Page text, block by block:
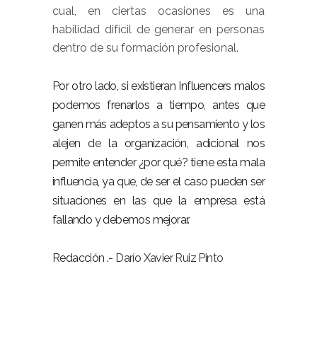
cual, en ciertas ocasiones es una
habilidad difícil de generar en personas
dentro de su formación profesional.
Por otro lado, si existieran Influencers malos
podemos frenarlos a tiempo, antes que
ganen más adeptos a su pensamiento y los
alejen de la organización, adicional nos
permite entender ¿por qué? tiene esta mala
influencia, ya que, de ser el caso pueden ser
situaciones en las que la empresa está
fallando y debemos mejorar.
Redacción .- Darío Xavier Ruiz Pinto